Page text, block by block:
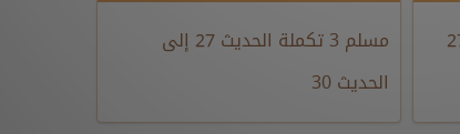
مسلم 3 تكملة الحديث 27 إلى
الحديث 30